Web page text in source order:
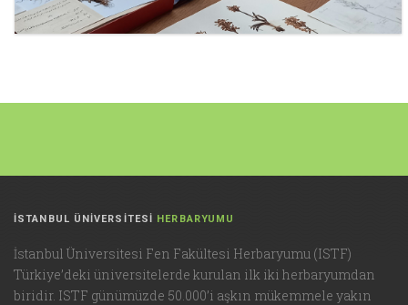
İSTANBUL ÜNİVERSİTESİ HERBARYUMU
İstanbul Üniversitesi Fen Fakültesi Herbaryumu (ISTF)
Türkiye’deki üniversitelerde kurulan ilk iki herbaryumdan
biridir. ISTF günümüzde 50.000’i aşkın mükemmele yakın